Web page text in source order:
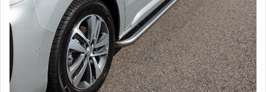
op
de
productpagina